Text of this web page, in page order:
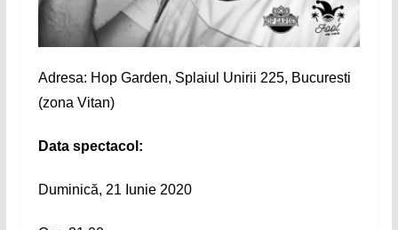
Adresa: Hop Garden, Splaiul Unirii 225, Bucuresti
(zona Vitan)
Data spectacol:
Duminică, 21 Iunie 2020